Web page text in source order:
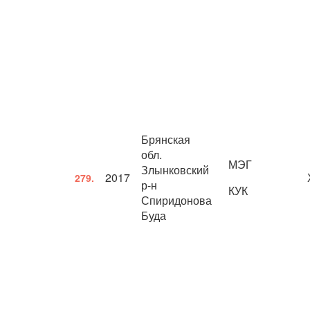
279. 2017
Брянская
обл.
Злынковский
р-н
Спиридонова
Буда
МЭГ
КУК